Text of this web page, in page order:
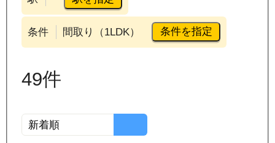
条件 間取り（1LDK） 条件を指定
49件